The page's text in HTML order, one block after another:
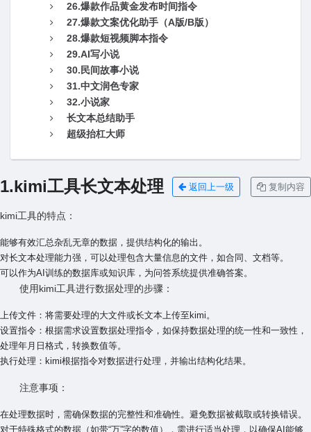
26.爆款作品黄金发布时间指令
27.爆款文案优化助手（A版/B版）
28.爆款短视频脚本指令
29.AI写小说
30.民间故事小说
31.中文润色专家
32.小说家
长文本总结助手
超级抬杠大师
1.kimi工具长文本处理 返回上一级 复制内容
kimi工具的特点 ：
能够有效汇总杂乱无章的数据，提供结构化的输出。
对长文本处理能力强，可以处理包含大量信息的文件，如合同、文档等。
可以作为AI训练的数据库或知识库，为问答系统提供准确答案。
使用kimi工具进行数据处理的步骤 ：
上传文件 ：将需要处理的大文件或长文本上传至kimi。
设置指令 ：根据需求设置数据处理指令，如保持数据处理的统一性和一致性，
处理年月日格式，转换数值等。
执行处理 ：kimi根据指令对数据进行处理，并输出结构化结果。
注意事项 ：
在处理数据时，需确保数据的完整性和准确性。避免数据被截取或转换错误。
对于特殊格式的数据（如带“万”字的数值），需进行适当处理，以确保AI能够